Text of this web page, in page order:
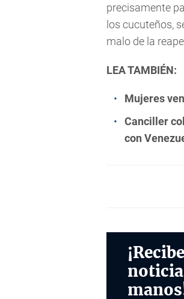
precisamente
los cucuteños,
malo de la
LEA TAMBIÉN:
Mujeres
Canciller
con